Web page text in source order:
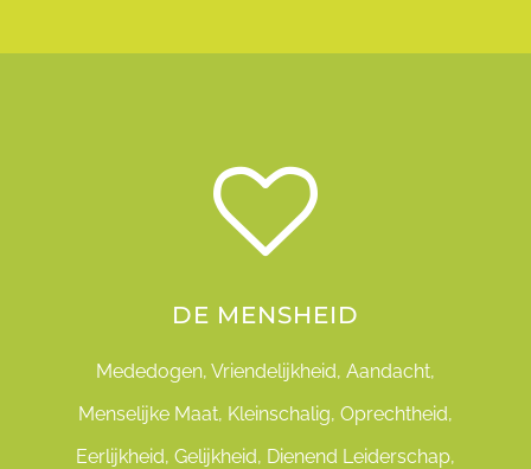
DE MENSHEID
Mededogen, Vriendelijkheid, Aandacht,
Menselijke Maat, Kleinschalig, Oprechtheid,
Eerlijkheid, Gelijkheid, Dienend Leiderschap,